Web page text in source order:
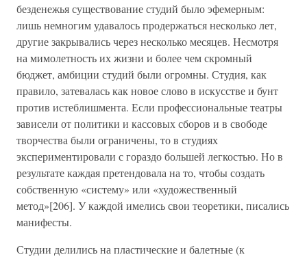
безденежья существование студий было эфемерным:
лишь немногим удавалось продержаться несколько лет,
другие закрывались через несколько месяцев. Несмотря
на мимолетность их жизни и более чем скромный
бюджет, амбиции студий были огромны. Студия, как
правило, затевалась как новое слово в искусстве и бунт
против истеблишмента. Если профессиональные театры
зависели от политики и кассовых сборов и в свободе
творчества были ограничены, то в студиях
экспериментировали с гораздо большей легкостью. Но в
результате каждая претендовала на то, чтобы создать
собственную «систему» или «художественный
метод»[206]. У каждой имелись свои теоретики, писались
манифесты.
Студии делились на пластические и балетные (к